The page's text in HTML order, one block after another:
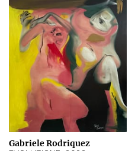
Gabriele Rodriquez